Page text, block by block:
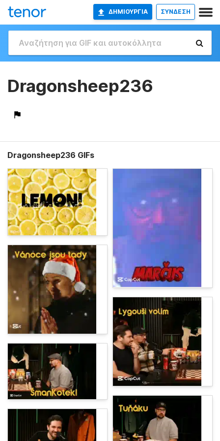
ΔΗΜΙΟΥΡΓΊΑ ΣΥΝΔΕΣΗ
Dragonsheep236
Dragonsheep236 GIFs